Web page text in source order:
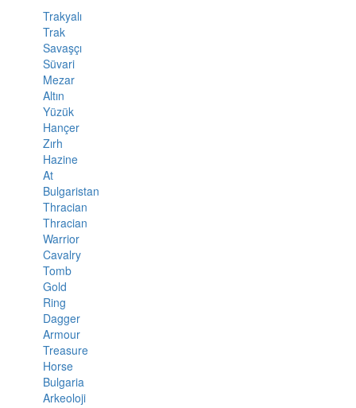
Trakyalı
Trak
Savaşçı
Süvari
Mezar
Altın
Yüzük
Hançer
Zırh
Hazine
At
Bulgaristan
Thracian
Thracian
Warrior
Cavalry
Tomb
Gold
Ring
Dagger
Armour
Treasure
Horse
Bulgaria
Arkeoloji